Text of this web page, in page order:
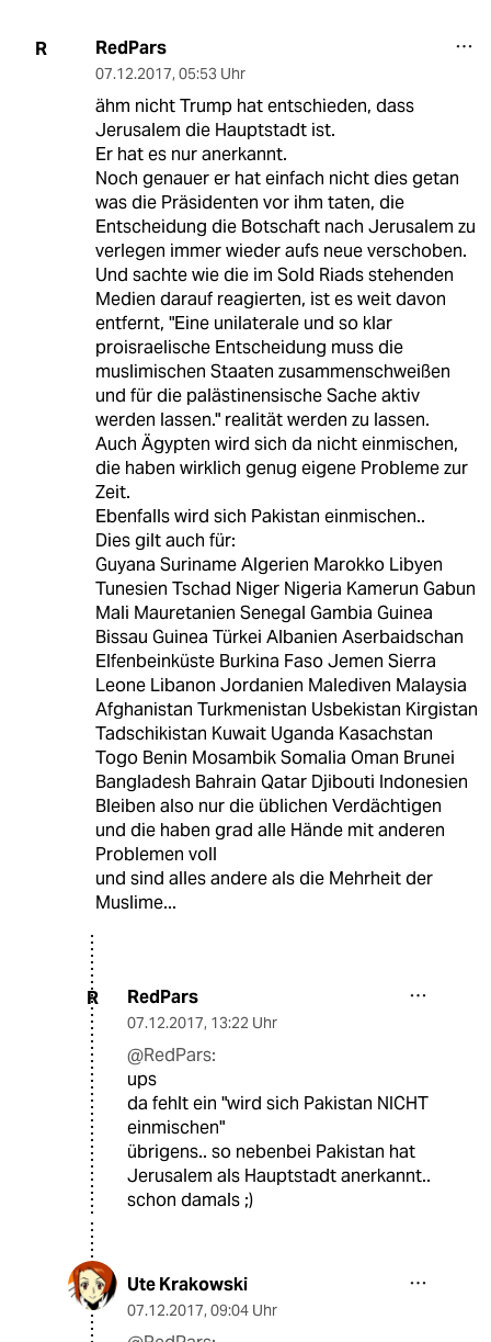
R RedPars
07.12.2017, 05:53 Uhr
ähm nicht Trump hat entschieden, dass
Jerusalem die Hauptstadt ist.
Er hat es nur anerkannt.
Noch genauer er hat einfach nicht dies getan
was die Präsidenten vor ihm taten, die
Entscheidung die Botschaft nach Jerusalem zu
verlegen immer wieder aufs neue verschoben.
Und sachte wie die im Sold Riads stehenden
Medien darauf reagierten, ist es weit davon
entfernt, "Eine unilaterale und so klar
proisraelische Entscheidung muss die
muslimischen Staaten zusammenschweißen
und für die palästinensische Sache aktiv
werden lassen." realität werden zu lassen.
Auch Ägypten wird sich da nicht einmischen,
die haben wirklich genug eigene Probleme zur
Zeit.
Ebenfalls wird sich Pakistan einmischen..
Dies gilt auch für:
Guyana Suriname Algerien Marokko Libyen
Tunesien Tschad Niger Nigeria Kamerun Gabun
Mali Mauretanien Senegal Gambia Guinea
Bissau Guinea Türkei Albanien Aserbaidschan
Elfenbeinküste Burkina Faso Jemen Sierra
Leone Libanon Jordanien Malediven Malaysia
Afghanistan Turkmenistan Usbekistan Kirgistan
Tadschikistan Kuwait Uganda Kasachstan
Togo Benin Mosambik Somalia Oman Brunei
Bangladesh Bahrain Qatar Djibouti Indonesien
Bleiben also nur die üblichen Verdächtigen
und die haben grad alle Hände mit anderen
Problemen voll
und sind alles andere als die Mehrheit der
Muslime...
R RedPars
07.12.2017, 13:22 Uhr
@RedPars:
ups
da fehlt ein "wird sich Pakistan NICHT
einmischen"
übrigens.. so nebenbei Pakistan hat
Jerusalem als Hauptstadt anerkannt..
schon damals ;)
Ute Krakowski
07.12.2017, 09:04 Uhr